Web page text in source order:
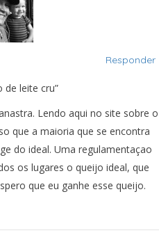
Responder
de leite cru”
Lendo aqui no site sobre o
que a maioria que se encontra
do ideal. Uma regulamentaçao
os lugares o queijo ideal, que
que eu ganhe esse queijo.